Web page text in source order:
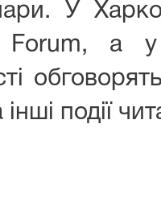
У
а у
події